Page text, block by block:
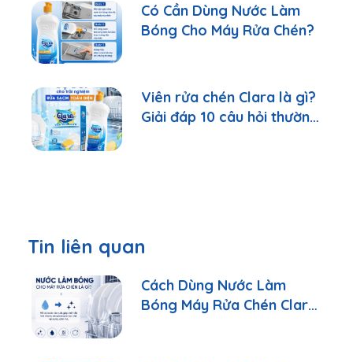
Có Cần Dùng Nước Làm
Bóng Cho Máy Rửa Chén?
Viên rửa chén Clara là gì?
Giải đáp 10 câu hỏi thường
Tin liên quan
Cách Dùng Nước Làm
Bóng Máy Rửa Chén Clara